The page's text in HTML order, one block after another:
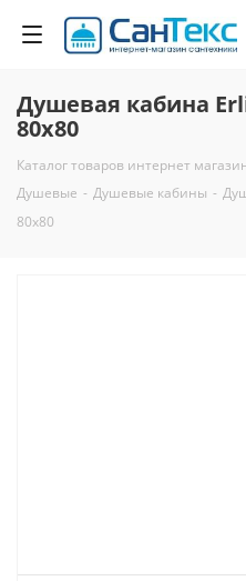
Душевая кабина
80х80
Каталог товаров интернет
Душевые - Душевые кабины -
80х80